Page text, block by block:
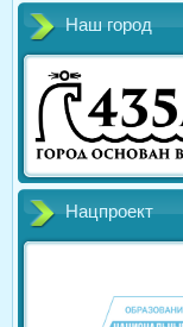
Наш город
Нацпроект